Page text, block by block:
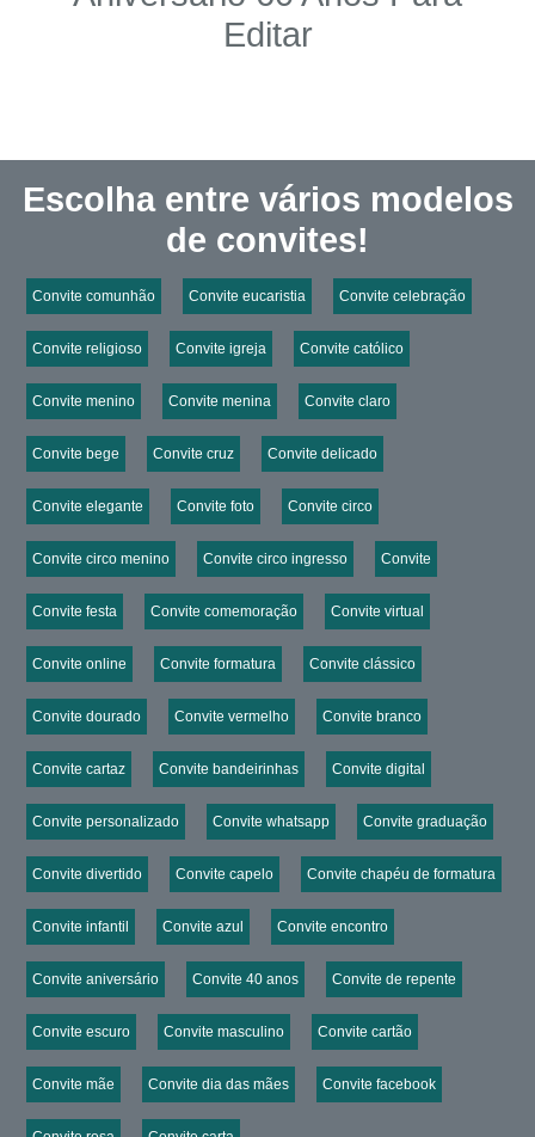
Editar
Escolha entre vários modelos
de convites!
Convite comunhão Convite eucaristia Convite celebração
Convite religioso Convite igreja Convite católico
Convite menino Convite menina Convite claro
Convite bege Convite cruz Convite delicado
Convite elegante Convite foto Convite circo
Convite circo menino Convite circo ingresso Convite
Convite festa Convite comemoração Convite virtual
Convite online Convite formatura Convite clássico
Convite dourado Convite vermelho Convite branco
Convite cartaz Convite bandeirinhas Convite digital
Convite personalizado Convite whatsapp Convite graduação
Convite divertido Convite capelo Convite chapéu de formatura
Convite infantil Convite azul Convite encontro
Convite aniversário Convite 40 anos Convite de repente
Convite escuro Convite masculino Convite cartão
Convite mãe Convite dia das mães Convite facebook